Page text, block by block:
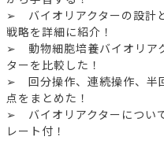
➢ バイオリアクターの設計
戦略を詳細に紹介！
➢ 動物細胞培養バイオリア
ターを比較した！
➢ 回分操作、連続操作、半
点をまとめた！
➢ バイオリアクターについ
レート付！